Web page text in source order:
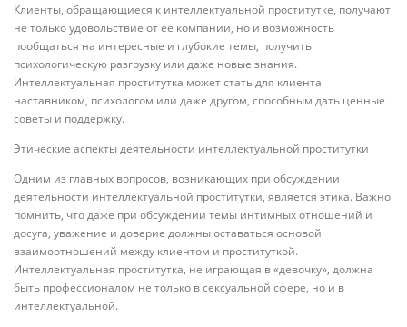
Клиенты, обращающиеся к интеллектуальной проститутке, получают
не только удовольствие от ее компании, но и возможность
пообщаться на интересные и глубокие темы, получить
психологическую разгрузку или даже новые знания.
Интеллектуальная проститутка может стать для клиента
наставником, психологом или даже другом, способным дать ценные
советы и поддержку.
Этические аспекты деятельности интеллектуальной проститутки
Одним из главных вопросов, возникающих при обсуждении
деятельности интеллектуальной проститутки, является этика. Важно
помнить, что даже при обсуждении темы интимных отношений и
досуга, уважение и доверие должны оставаться основой
взаимоотношений между клиентом и проституткой.
Интеллектуальная проститутка, не играющая в «девочку», должна
быть профессионалом не только в сексуальной сфере, но и в
интеллектуальной.